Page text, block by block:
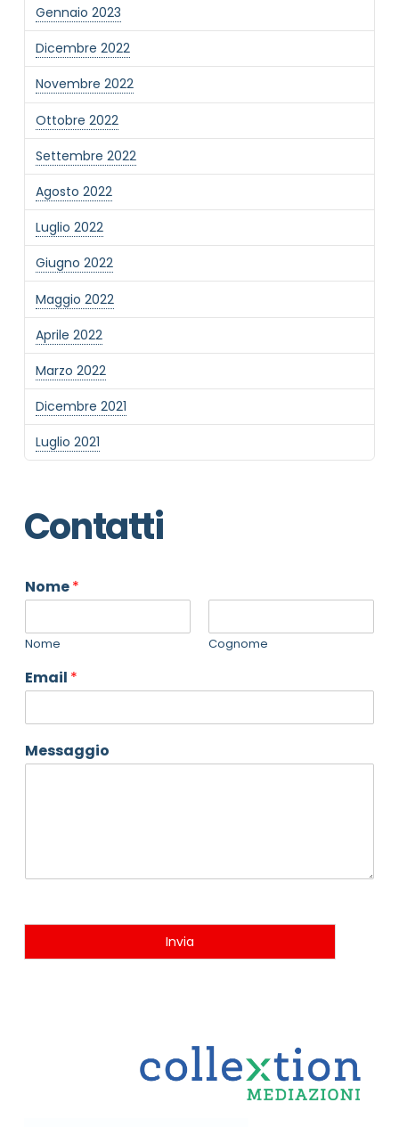
Gennaio 2023
Dicembre 2022
Novembre 2022
Ottobre 2022
Settembre 2022
Agosto 2022
Luglio 2022
Giugno 2022
Maggio 2022
Aprile 2022
Marzo 2022
Dicembre 2021
Luglio 2021
Contatti
Nome*
Nome Cognome
Email *
Messaggio
Invia